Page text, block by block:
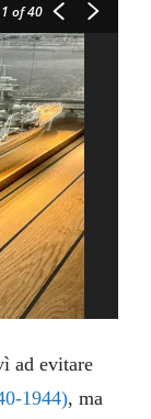
1 of 40
ad evitare
1944), ma